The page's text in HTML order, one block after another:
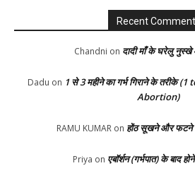
Recent
Chandni on दादी माँ के घरेलु
Dadu on 1 से 3 महीने का गर्भ गिराने के तरीके
Abortion)
RAMU KUMAR on होंठ सूखने और फटने
Priya on एबॉर्शन (गर्भपात) के बाद